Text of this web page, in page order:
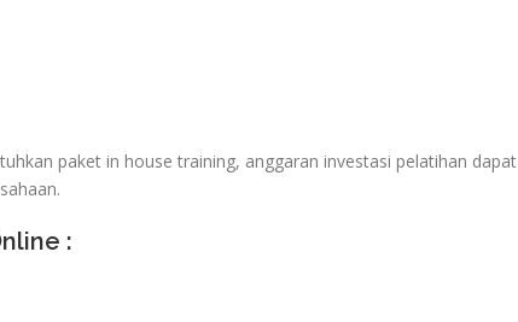
paket in house training, anggaran investasi pelatihan dapat
: